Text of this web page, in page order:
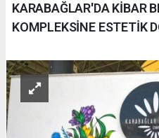
KARABAĞLAR'DA KİBAR
KOMPLEKSİNE ESTETİK